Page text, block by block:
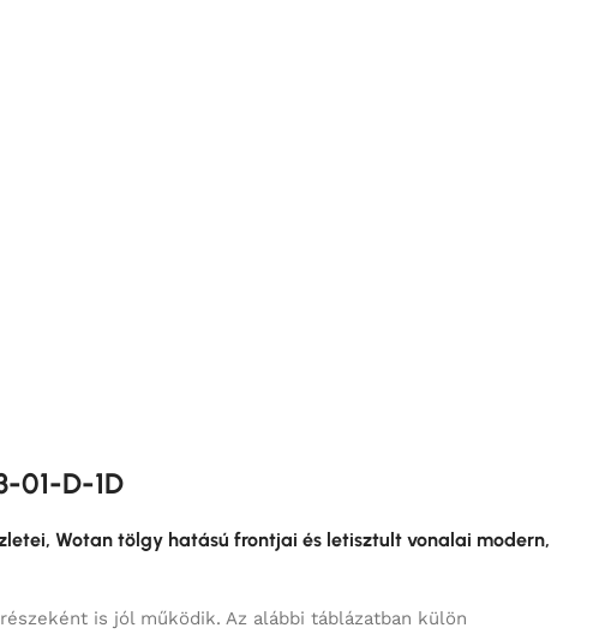
01-D-1D
Wotan tölgy hatású frontjai és letisztult vonalai modern,
is jól működik. Az alábbi táblázatban külön